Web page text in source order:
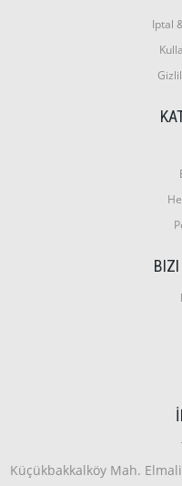
Iptal
BIZI
Küçükbakkalköy Mah.